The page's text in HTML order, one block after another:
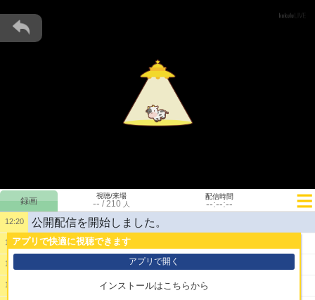
アプリで快適に視聴できます
アプリで開く
インストールはこちらから
視聴/来場
-- /210 人
配信時間
--:--:--
12:20 公開配信を開始しました。
12:24 1:これがディアブロ４新拡張か
12:24 音バランスはクソの極みだよ
12:25 おじゃ 調子はどう？